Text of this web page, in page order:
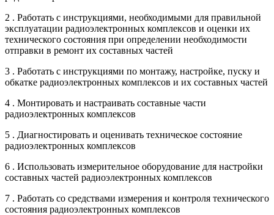
2 . Работать с инструкциями, необходимыми для правильной
эксплуатации радиоэлектронных комплексов и оценки их
технического состояния при определении необходимости
отправки в ремонт их составных частей
3 . Работать с инструкциями по монтажу, настройке, пуску и
обкатке радиоэлектронных комплексов и их составных частей
4 . Монтировать и настраивать составные части
радиоэлектронных комплексов
5 . Диагностировать и оценивать техническое состояние
радиоэлектронных комплексов
6 . Использовать измерительное оборудование для настройки
составных частей радиоэлектронных комплексов
7 . Работать со средствами измерения и контроля технического
состояния радиоэлектронных комплексов